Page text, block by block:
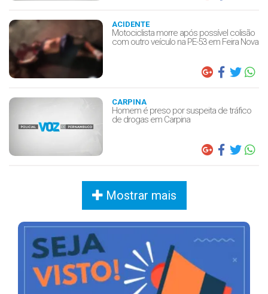
ACIDENTE
Motociclista morre após possível colisão
com outro veículo na PE-53 em Feira Nova
CARPINA
Homem é preso por suspeita de tráfico
de drogas em Carpina
Mostrar mais